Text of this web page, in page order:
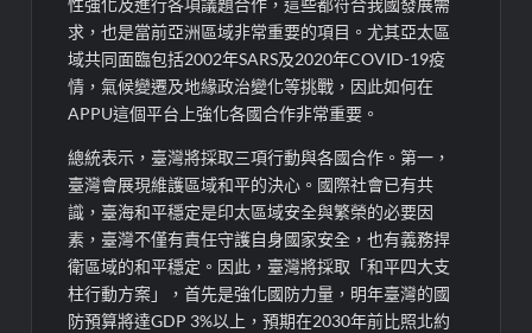
性強化及進行各項議題合作，這些都符合我國發展需
求，也是當前亞洲區域非常重要的項目。尤其亞太區
域共同面臨包括2002年SARS及2020年COVID-19疫
情，氣候變遷及地緣政治變化等挑戰，因此如何在
APPU這個平台上強化各國合作非常重要。
總統表示，臺灣將採取三項行動與各國合作。第一，
臺灣會展現維護區域和平的決心。國際社會已有共
識，臺海和平穩定是印太區域安全與繁榮的必要因
素，臺灣不僅有責任守護自身國家安全，也有義務捍
衛區域的和平穩定。因此，臺灣將採取「和平四大支
柱行動方案」，首先是強化國防力量，明年臺灣的國
防預算將達GDP 3%以上，預期在2030年前比照北約